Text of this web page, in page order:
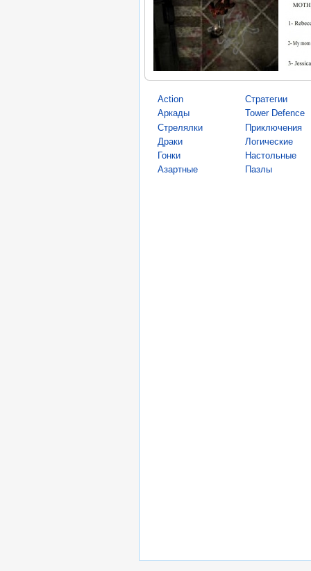
Action
Аркады
Стрелялки
Драки
Гонки
Азартные
Стратегии
Tower Defence
Приключения
Логические
Настольные
Пазлы